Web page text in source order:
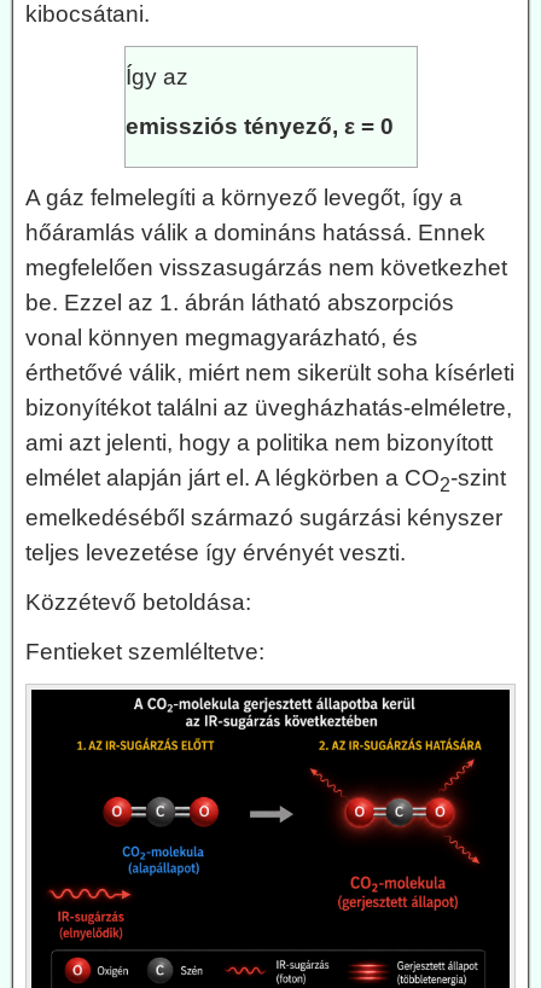
kibocsátani.
Így az
emissziós tényező, ε = 0
A gáz felmelegíti a környező levegőt, így a
hőáramlás válik a domináns hatássá. Ennek
megfelelően visszasugárzás nem következhet
be. Ezzel az 1. ábrán látható abszorpciós
vonal könnyen megmagyarázható, és
érthetővé válik, miért nem sikerült soha kísérleti
bizonyítékot találni az üvegházhatás-elméletre,
ami azt jelenti, hogy a politika nem bizonyított
elmélet alapján járt el. A légkörben a CO2-szint
emelkedéséből származó sugárzási kényszer
teljes levezetése így érvényét veszti.
Közzétevő betoldása:
Fentieket szemléltetve: